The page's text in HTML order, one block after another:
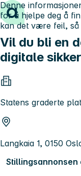
Hopp til innhold
Vil du bli en
digitale
Statens graderte
Langkaia 1, 0150
Stillingsannonsen
Denne
for å hjelpe deg å
kan det være feil, så